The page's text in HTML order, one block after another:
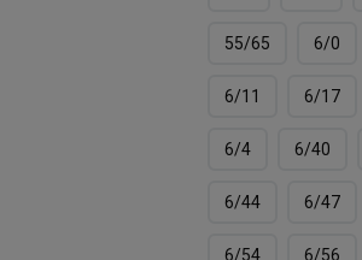
55/65 6/0
6/11 6/17
6/4 6/40
6/44 6/47
6/54 6/56